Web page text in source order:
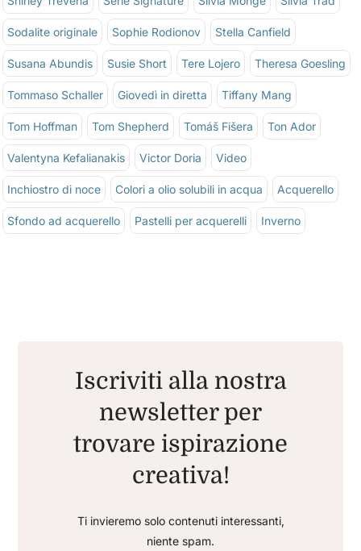
Sodalite originale Sophie Rodionov Stella Canfield
Susana Abundis Susie Short Tere Lojero Theresa Goesling
Tommaso Schaller Giovedì in diretta Tiffany Mang
Tom Hoffman Tom Shepherd Tomáš Fišera Ton Ador
Valentyna Kefalianakis Victor Doria Video
Inchiostro di noce Colori a olio solubili in acqua Acquerello
Sfondo ad acquerello Pastelli per acquerelli Inverno
Iscriviti alla nostra
newsletter per
trovare ispirazione
creativa!
Ti invieremo solo contenuti interessanti,
niente spam.